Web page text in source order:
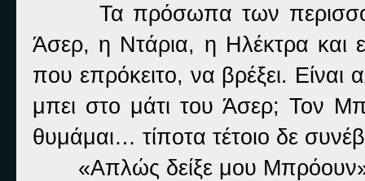
Τα πρόσωπα των
Άσερ, η Ντάρια, η Ηλέκτρα και
που επρόκειτο, να βρέξει. Είναι
μπει στο μάτι του Άσερ; Τον
θυμάμαι… τίποτα τέτοιο δε
«Απλώς δείξε μου